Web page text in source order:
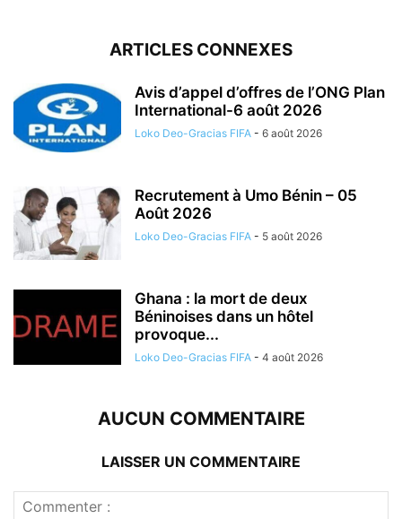
ARTICLES CONNEXES
Avis d’appel d’offres de l’ONG Plan
International-6 août 2026
Loko Deo-Gracias FIFA - 6 août 2026
Recrutement à Umo Bénin – 05
Août 2026
Loko Deo-Gracias FIFA - 5 août 2026
Ghana : la mort de deux
Béninoises dans un hôtel
provoque...
Loko Deo-Gracias FIFA - 4 août 2026
AUCUN COMMENTAIRE
LAISSER UN COMMENTAIRE